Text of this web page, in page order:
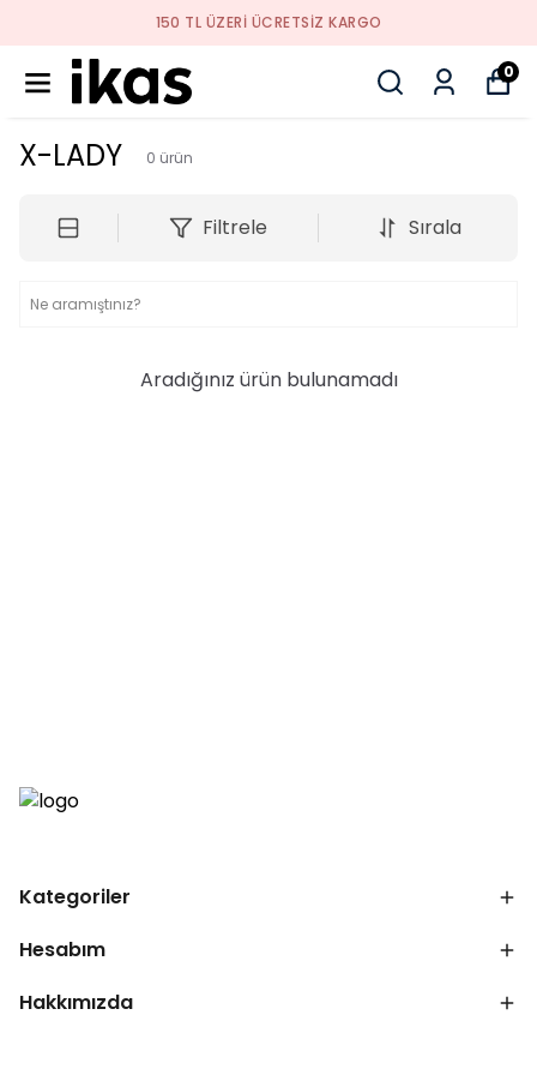
150 TL ÜZERI ÜCRETSIZ KARGO
0
X-LADY 0 ürün
Filtrele Sırala
Aradığınız ürün bulunamadı
Kategoriler
Hesabım
Hakkımızda